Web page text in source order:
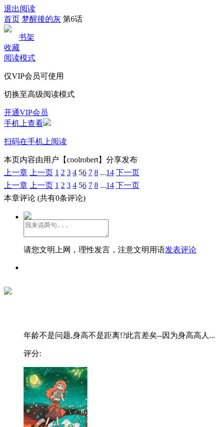
退出阅读
首页 梦醒後的灰 第6话
书架
收藏
阅读模式
仅VIP会员可使用
切换至高级阅读模式
开通VIP会员
手机上查看
扫码在手机上阅读
本页内容由用户【coolrobert】分享发布
上一章
上一页 1 2 3 4 56 7 8 ...14 下一页
上一章
上一页 1 2 3 4 56 7 8 ...14 下一页
本章评论 (共有0条评论)
请您文明上网，理性发言，注意文明用语发表评论
年龄不是问题,身高不是距离!?此言差矣--因为身高高人...
评分: